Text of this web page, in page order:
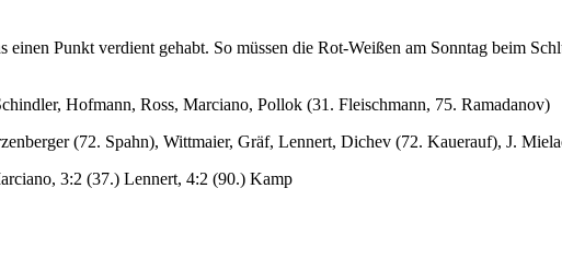
einen Punkt verdient gehabt. So müssen die Rot-Weißen am Sonntag beim
Hofmann, Ross, Marciano, Pollok (31. Fleischmann, 75. Ramadanov)
(72. Spahn), Wittmaier, Gräf, Lennert, Dichev (72. Kauerauf), J.
3:2 (37.) Lennert, 4:2 (90.) Kamp